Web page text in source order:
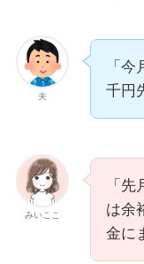
夫
「
千円
みいここ
「
は余
金に